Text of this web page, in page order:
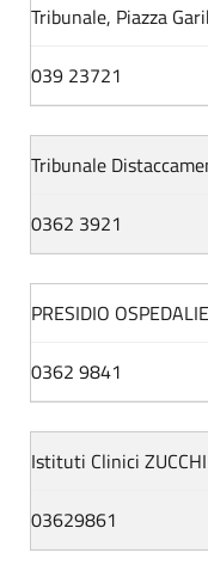
Tribunale, Piazza
039 23721
Tribunale
0362 3921
PRESIDIO
0362 9841
Istituti Clinici
03629861